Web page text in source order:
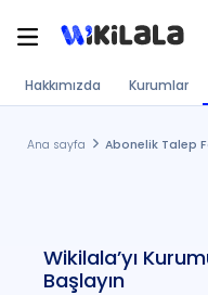
Hakkımızda Kurumlar
Ana sayfa Abonelik Talep
Wikilala’yı
Başlayın